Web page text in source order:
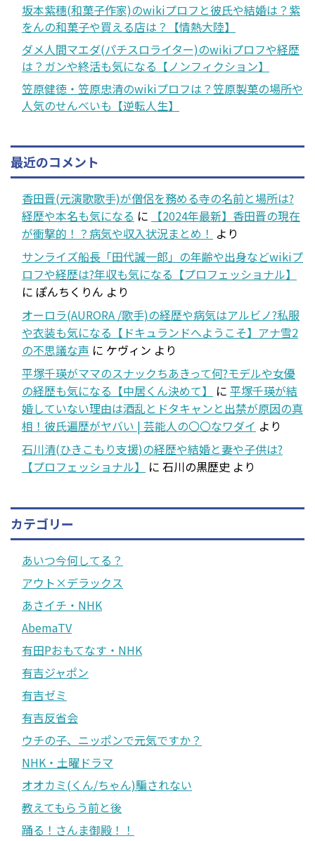
坂本紫穗(和菓子作家)のwikiプロフと彼氏や結婚は？紫
をんの和菓子や買える店は？【情熱大陸】
ダメ人間マエダ(パチスロライター)のwikiプロフや経歴
は？ガンや終活も気になる【ノンフィクション】
笠原健徳・笠原忠清のwikiプロフは？笠原製菓の場所や
人気のせんべいも【逆転人生】
最近のコメント
香田晋(元演歌歌手)が僧侶を務める寺の名前と場所は?
経歴や本名も気になる に
【2024年最新】香田晋の現在
が衝撃的！？病気や収入状況まとめ！ より
サンライズ船長「田代誠一郎」の年齢や出身などwikiプ
ロフや経歴は?年収も気になる【プロフェッショナル】
に ぽんちくりん より
オーロラ(AURORA /歌手)の経歴や病気はアルビノ?私服
や衣装も気になる【ドキュランドへようこそ】アナ雪2
の不思議な声 に ケヴィン より
平塚千瑛がママのスナックちあきって何?モデルや女優
の経歴も気になる【中居くん決めて】
に 平塚千瑛が結
婚していない理由は酒乱とドタキャンと出禁が原因の真
相！彼氏遍歴がヤバい | 芸能人の〇〇なワダイ より
石川清(ひきこもり支援)の経歴や結婚と妻や子供は?
【プロフェッショナル】
に 石川の黒歴史 より
カテゴリー
あいつ今何してる？
アウト×デラックス
あさイチ・NHK
AbemaTV
有田Pおもてなす・NHK
有吉ジャポン
有吉ゼミ
有吉反省会
ウチの子、ニッポンで元気ですか？
NHK・土曜ドラマ
オオカミ(くん/ちゃん)騙されない
教えてもらう前と後
踊る！さんま御殿！！